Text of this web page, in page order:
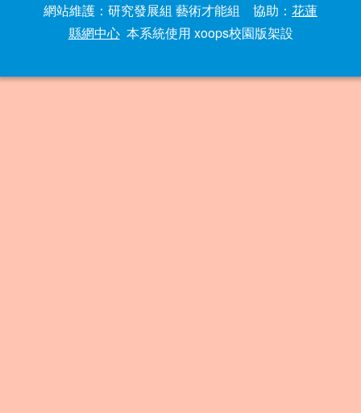
網站維護：研究發展組 藝術才能組 協助： 花蓮
縣網中心本系統使用 xoops校園版架設